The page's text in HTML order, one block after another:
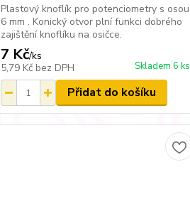
Plastový knoflík pro potenciometry s osou
6 mm . Konický otvor plní funkci dobrého
zajištění knoflíku na osičce.
7 Kč/ks
5,79 Kč bez DPH Skladem 6 ks
Přidat do košíku